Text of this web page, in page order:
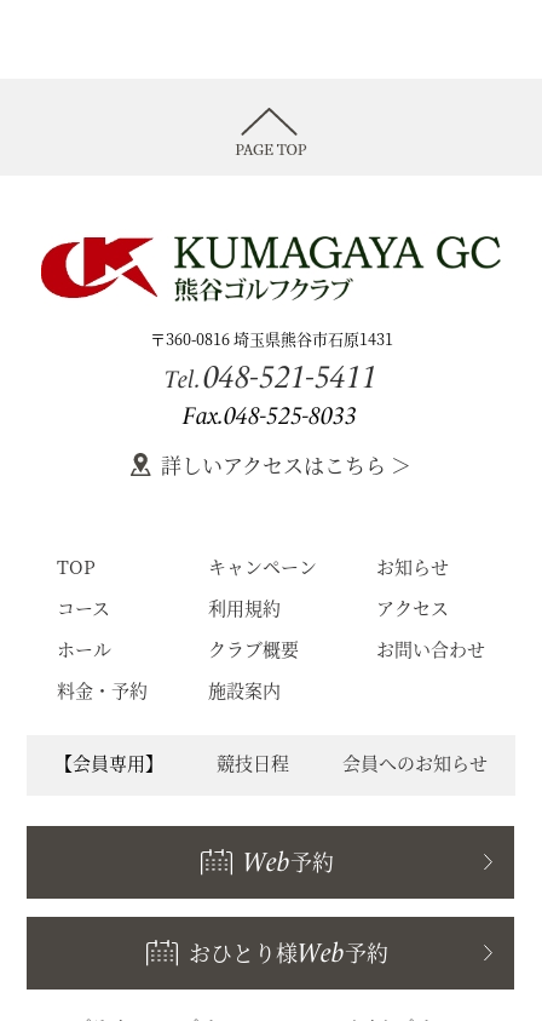
〒360-0816 埼玉県熊谷市石原1431
Tel.048-521-5411
Fax.048-525-8033
詳しいアクセスはこちら ＞
TOP
コース
ホール
料金・予約
キャンペーン
利用規約
クラブ概要
施設案内
お知らせ
アクセス
お問い合わせ
【会員専用】 競技日程 会員へのお知らせ
Web予約
おひとり様Web予約